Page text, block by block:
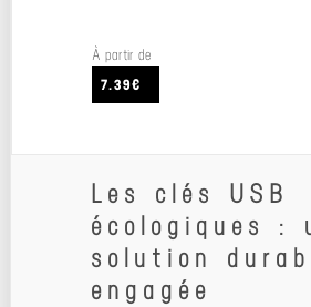
À partir de
7.39€
Les clés USB
écologiques :
solution
engagée